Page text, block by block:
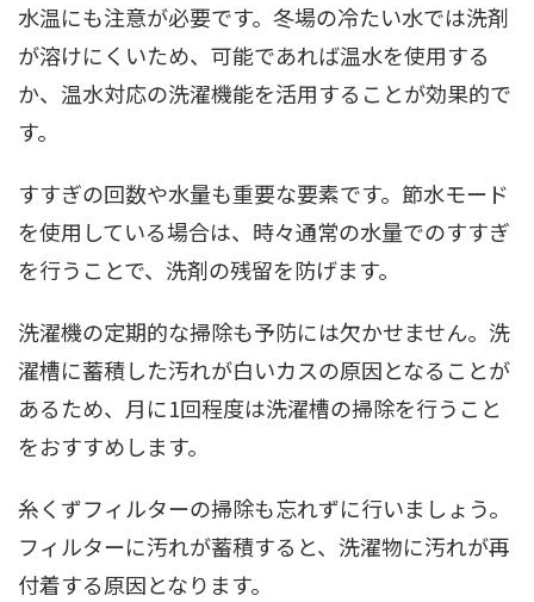
水温にも注意が必要です。冬場の冷たい水では洗剤
が溶けにくいため、可能であれば温水を使用する
か、温水対応の洗濯機能を活用することが効果的で
す。
すすぎの回数や水量も重要な要素です。節水モード
を使用している場合は、時々通常の水量でのすすぎ
を行うことで、洗剤の残留を防げます。
洗濯機の定期的な掃除も予防には欠かせません。洗
濯槽に蓄積した汚れが白いカスの原因となることが
あるため、月に1回程度は洗濯槽の掃除を行うこと
をおすすめします。
糸くずフィルターの掃除も忘れずに行いましょう。
フィルターに汚れが蓄積すると、洗濯物に汚れが再
付着する原因となります。